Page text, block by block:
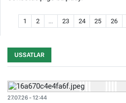
1 2 ... 23 24 25 26
USSATLAR
27.07.26 - 12:44